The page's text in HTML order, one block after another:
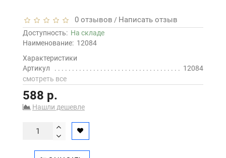
0 отзывов / Написать отзыв
Доступность: На складе
Наименование: 12084
Характеристики
Артикул
12084
смотреть все
588 р.
Нашли дешевле